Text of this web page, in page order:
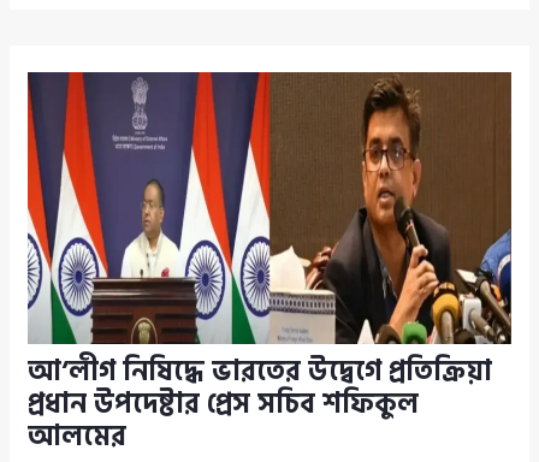
আ’লীগ নিষিদ্ধে ভারতের উদ্বেগে প্রতিক্রিয়া
প্রধান উপদেষ্টার প্রেস সচিব শফিকুল
আলমের